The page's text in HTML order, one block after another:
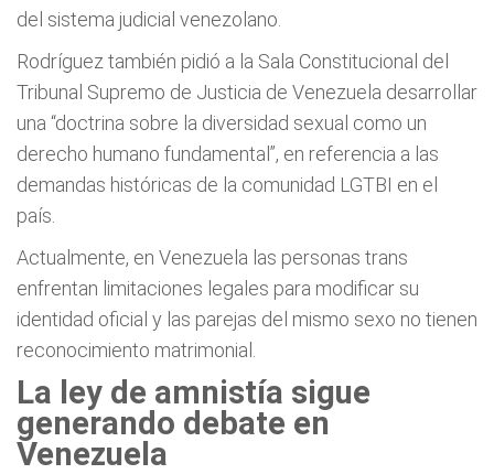
del sistema judicial venezolano.
Rodríguez también pidió a la Sala Constitucional del
Tribunal Supremo de Justicia de Venezuela desarrollar
una “doctrina sobre la diversidad sexual como un
derecho humano fundamental”, en referencia a las
demandas históricas de la comunidad LGTBI en el
país.
Actualmente, en Venezuela las personas trans
enfrentan limitaciones legales para modificar su
identidad oficial y las parejas del mismo sexo no tienen
reconocimiento matrimonial.
La ley de amnistía sigue
generando debate en
Venezuela